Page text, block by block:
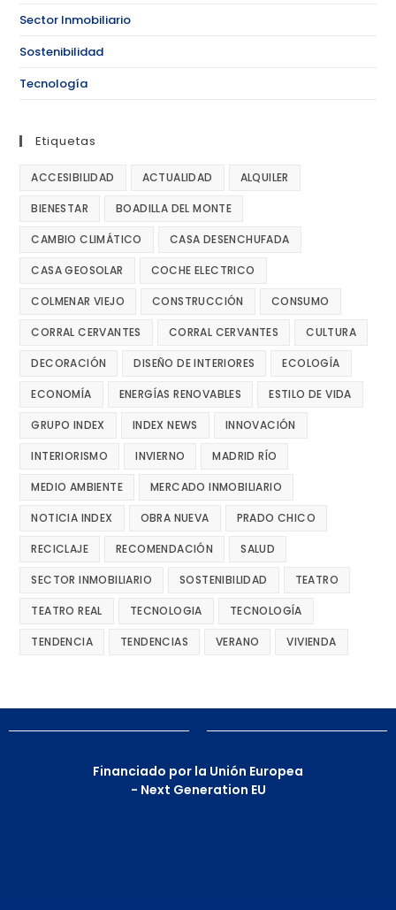
Sector Inmobiliario
Sostenibilidad
Tecnología
Etiquetas
ACCESIBILIDAD ACTUALIDAD ALQUILER
BIENESTAR BOADILLA DEL MONTE
CAMBIO CLIMÁTICO CASA DESENCHUFADA
CASA GEOSOLAR COCHE ELECTRICO
COLMENAR VIEJO CONSTRUCCIÓN CONSUMO
CORRAL CERVANTES CORRAL CERVANTES CULTURA
DECORACIÓN DISEÑO DE INTERIORES ECOLOGÍA
ECONOMÍA ENERGÍAS RENOVABLES ESTILO DE VIDA
GRUPO INDEX INDEX NEWS INNOVACIÓN
INTERIORISMO INVIERNO MADRID RÍO
MEDIO AMBIENTE MERCADO INMOBILIARIO
NOTICIA INDEX OBRA NUEVA PRADO CHICO
RECICLAJE RECOMENDACIÓN SALUD
SECTOR INMOBILIARIO SOSTENIBILIDAD TEATRO
TEATRO REAL TECNOLOGIA TECNOLOGÍA
TENDENCIA TENDENCIAS VERANO VIVIENDA
Financiado por la Unión Europea
- Next Generation EU